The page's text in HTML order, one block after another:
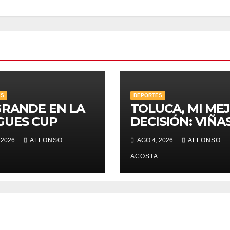
EN LA
CUP
ALFONSO
DEPORTES
TOLUCA, MI
DECISIÓN:
AGO 4, 2026 ALFONSO
ACOSTA